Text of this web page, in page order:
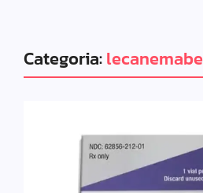
Categoria:lecanemabe